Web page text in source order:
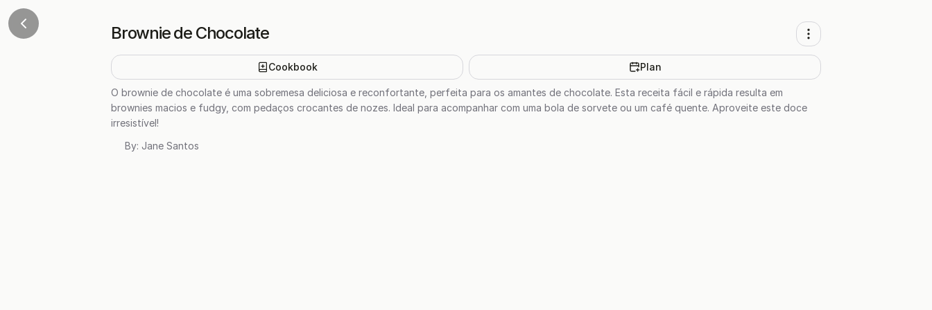
Brownie de Chocolate
Cookbook Plan
O brownie de chocolate é uma sobremesa deliciosa e reconfortante, perfeita para os amantes de chocolate. Esta receita fácil e rápida resulta em
brownies macios e fudgy, com pedaços crocantes de nozes. Ideal para acompanhar com uma bola de sorvete ou um café quente. Aproveite este doce
irresistível!
By: Jane Santos